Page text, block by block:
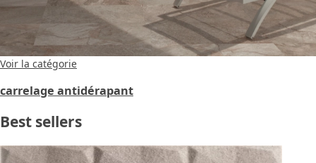
Voir la catégorie
carrelage antidérapant
Best sellers